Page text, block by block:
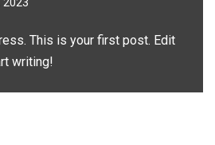
2023
This is your first post. Edit
writing!